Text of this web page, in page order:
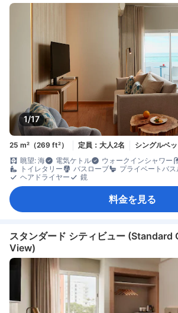
1/17
25 m²（269 ft²） 定員：大人2名
シングルベ
眺望: 海
電気ケトル ウォークインシャワー
トイレタリー
バスローブ
プライベートバス
ヘアドライヤー
鏡
料金を見る
スタンダード シティビュー (Standard
View)